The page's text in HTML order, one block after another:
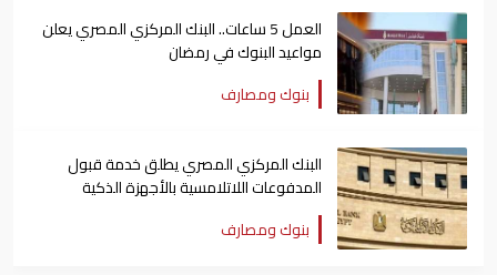
العمل 5 ساعات.. البنك المركزي المصري يعلن
مواعيد البنوك في رمضان
بنوك ومصارف
البنك المركزي المصري يطلق خدمة قبول
المدفوعات اللاتلامسية بالأجهزة الذكية
بنوك ومصارف